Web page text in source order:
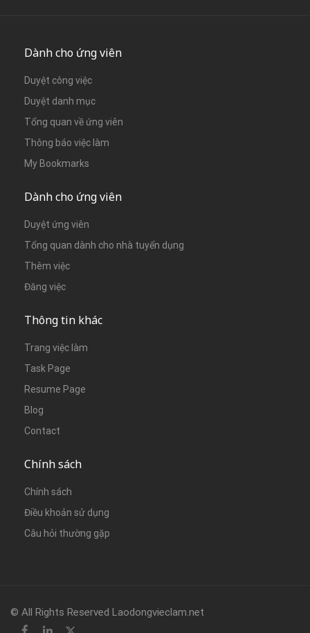
Dành cho ứng viên
Duyệt công việc
Duyệt danh mục
Tổng quan về ứng viên
Thông báo việc làm
My Bookmarks
Dành cho ứng viên
Duyệt ứng viên
Tổng quan dành cho nhà tuyển dụng
Thêm việc
Đăng việc
Thông tin khác
Trang việc làm
Task Page
Resume Page
Blog
Contact
Chính sách
Chính sách
Điều khoản sử dụng
Câu hỏi thường gặp
© All Rights Reserved Laodongvieclam.net